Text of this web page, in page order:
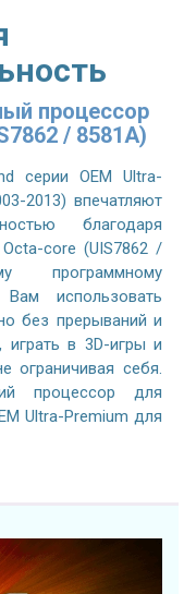
процессор
/ 8581A)
серии OEM Ultra-
2013) впечатляют
благодаря
core (UIS7862 /
программному
использовать
без прерываний и
в 3D-игры и
ограничивая себя.
процессор для
Ultra-Premium для